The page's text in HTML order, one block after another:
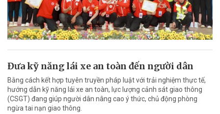
Đưa kỹ năng lái xe an toàn đến người dân
Bằng cách kết hợp tuyên truyền pháp luật với trải nghiệm thực tế,
hướng dẫn kỹ năng lái xe an toàn, lực lượng cảnh sát giao thông
(CSGT) đang giúp người dân nâng cao ý thức, chủ động phòng
ngừa tai nạn giao thông.